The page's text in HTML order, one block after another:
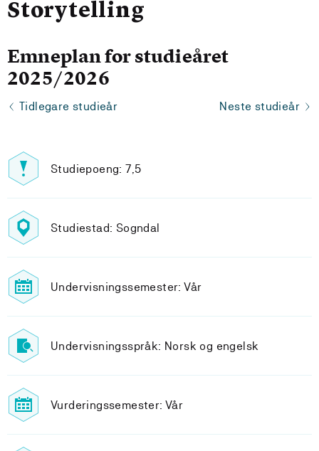
Storytelling
Emneplan for studieåret
2025/2026
Tidlegare studieår Neste studieår
Studiepoeng: 7,5
Studiestad: Sogndal
Undervisningssemester: Vår
Undervisningsspråk: Norsk og engelsk
Vurderingssemester: Vår